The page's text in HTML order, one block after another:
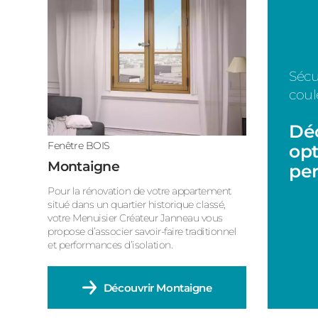
Fenêtre BOIS
Montaigne
Pour la rénovation de votre appartement
situé dans un quartier historique classé,
votre Menuisier Créateur Janneau vous
propose d’associer savoir-faire traditionnel
et performances d’isolation.
Découvrir Montaigne